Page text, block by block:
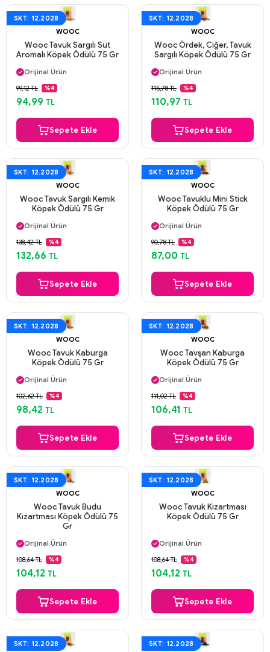
SKT: 12.2028
WOOC
Wooc Tavuk Sargılı Süt
Aromalı Köpek Ödülü 75 Gr
Aynı Gün Kargo
Orijinal Ürün
Güvenli Ödeme
Aynı Gün Kargo
99,12 TL %4
94,99 TL
Sepete Ekle
SKT: 12.2028
WOOC
Wooc Ördek, Ciğer, Tavuk
Sargılı Köpek Ödülü 75 Gr
Aynı Gün Kargo
Orijinal Ürün
Güvenli Ödeme
Aynı Gün Kargo
115,78 TL %4
110,97 TL
Sepete Ekle
SKT: 12.2028
WOOC
Wooc Tavuk Sargılı Kemik
Köpek Ödülü 75 Gr
Aynı Gün Kargo
Orijinal Ürün
Güvenli Ödeme
Aynı Gün Kargo
138,42 TL %4
132,66 TL
Sepete Ekle
SKT: 12.2028
WOOC
Wooc Tavuklu Mini Stick
Köpek Ödülü 75 Gr
Aynı Gün Kargo
Orijinal Ürün
Güvenli Ödeme
Aynı Gün Kargo
90,78 TL %4
87,00 TL
Sepete Ekle
SKT: 12.2028
WOOC
Wooc Tavuk Kaburga
Köpek Ödülü 75 Gr
Aynı Gün Kargo
Orijinal Ürün
Güvenli Ödeme
Aynı Gün Kargo
102,62 TL %4
98,42 TL
Sepete Ekle
SKT: 12.2028
WOOC
Wooc Tavşan Kaburga
Köpek Ödülü 75 Gr
Aynı Gün Kargo
Orijinal Ürün
Güvenli Ödeme
Aynı Gün Kargo
111,02 TL %4
106,41 TL
Sepete Ekle
SKT: 12.2028
WOOC
Wooc Tavuk Budu
Kızartması Köpek Ödülü 75
Gr
Aynı Gün Kargo
Orijinal Ürün
Güvenli Ödeme
Aynı Gün Kargo
108,64 TL %4
104,12 TL
Sepete Ekle
SKT: 12.2028
WOOC
Wooc Tavuk Kızartması
Köpek Ödülü 75 Gr
Orijinal Ürün
Güvenli Ödeme
Aynı Gün Kargo
108,64 TL %4
104,12 TL
Sepete Ekle
SKT: 12.2028
SKT: 12.2028